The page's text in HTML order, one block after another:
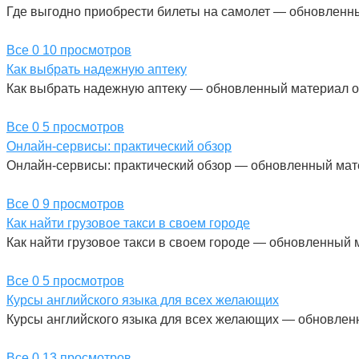
Где выгодно приобрести билеты на самолет —
Все 0 10 просмотров
Как выбрать надежную аптеку
Как выбрать надежную аптеку — обновленный материал
Все 0 5 просмотров
Онлайн-сервисы: практический обзор
Онлайн-сервисы: практический обзор — обновленный
Все 0 9 просмотров
Как найти грузовое такси в своем городе
Как найти грузовое такси в своем городе — обновленный
Все 0 5 просмотров
Курсы английского языка для всех желающих
Курсы английского языка для всех желающих —